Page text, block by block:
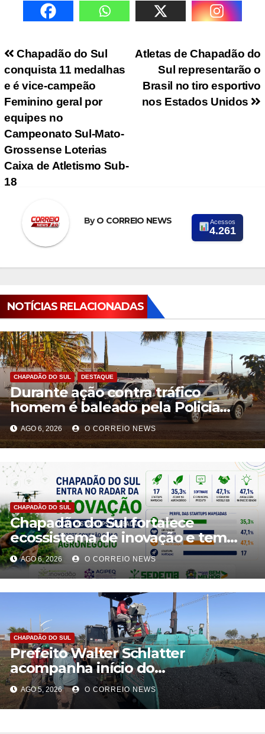
Navegação de PostAtletas de Chapadão do
Sul representarão o
Brasil no tiro esportivo
nos Estados Unidos
Chapadão do Sul
conquista 11 medalhas
e é vice-campeão
Feminino geral por
equipes no
Campeonato Sul-Mato-
Grossense Loterias
Caixa de Atletismo Sub-
18
ByO CORREIO NEWS Acessos
4.261
NOTÍCIAS RELACIONADAS
CHAPADÃO DO SUL DESTAQUE
Durante ação contra tráfico
homem é baleado pela Policia
Militar em Chapadão do Sul
AGO 6, 2026 O CORREIO NEWS
CHAPADÃO DO SUL
Chapadão do Sul fortalece
ecossistema de inovação e tem
oito propostas classificadas no
Centelha 3
AGO 6, 2026 O CORREIO NEWS
CHAPADÃO DO SUL
Prefeito Walter Schlatter
acompanha início do
recapeamento e pede
compreensão da população em
Chapadão do Sul
AGO 5, 2026 O CORREIO NEWS